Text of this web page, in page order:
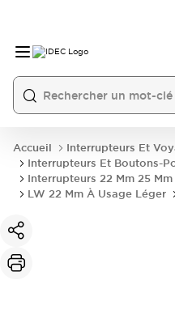
Accueil
Interrupteurs Et
Interrupteurs Et Boutons-
Interrupteurs 22 Mm 25
LW 22 Mm À Usage Léger